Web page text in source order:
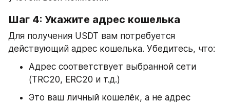
Шаг 4: Укажите адрес кошелька
Для получения USDT вам потребуется
действующий адрес кошелька. Убедитесь, что:
Адрес соответствует выбранной сети
(TRC20, ERC20 и т.д.)
Это ваш личный кошелёк, а не адрес